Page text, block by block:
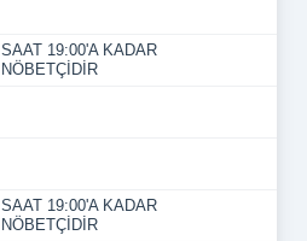
SAAT 19:00'A KADAR
NÖBETÇİDİR
SAAT 19:00'A KADAR
NÖBETÇİDİR